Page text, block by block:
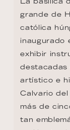
grande de
católica
inaugurado
exhibir
destacadas
artístico e
Calvario
más de
tan